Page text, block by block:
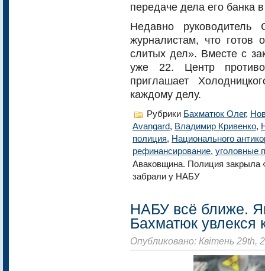
передаче дела его банка
Недавно
журналистам, что готов
слитых дел». Вместе с
уже 22. Центр
приглашает
каждому делу.
Рубрики Бахматюк Олег,
Avangard, Владимир Кривенко,
полиция, Национального
рефинансирование, уголовные
Аваковщина. Полиция закрыла
забрали у НАБУ
НАБУ всё ближе.
Бахматюк увлекся
Опубликовано: Квітень 29th,